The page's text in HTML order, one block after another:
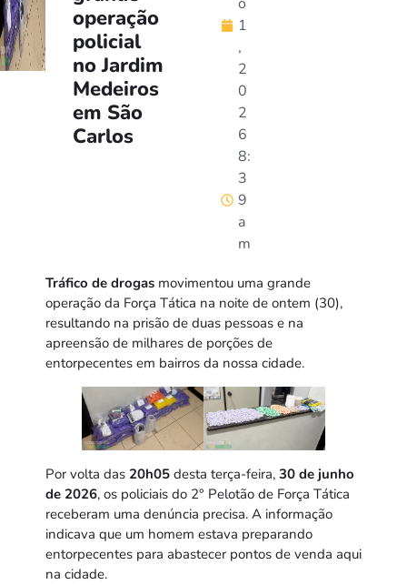
operação
policial
no Jardim
Medeiros
em São
Carlos
1
,
2
0
2
6
8:
3
9
a
m
Tráfico de drogas movimentou uma grande
operação da Força Tática na noite de ontem (30),
resultando na prisão de duas pessoas e na
apreensão de milhares de porções de
entorpecentes em bairros da nossa cidade.
Por volta das 20h05 desta terça-feira, 30 de junho
de 2026, os policiais do 2° Pelotão de Força Tática
receberam uma denúncia precisa. A informação
indicava que um homem estava preparando
entorpecentes para abastecer pontos de venda aqui
na cidade.